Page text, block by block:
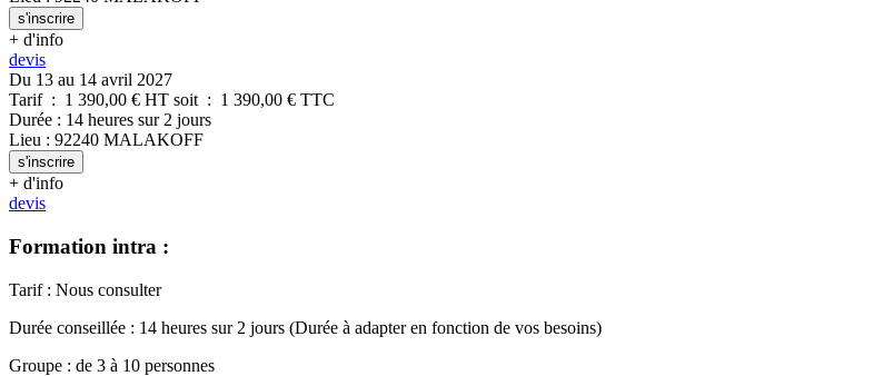
s'inscrire
+ d'info
devis
Du 13 au 14 avril 2027
Tarif : 1 390,00 € HT soit : 1 390,00 € TTC
Durée : 14 heures sur 2 jours
Lieu : 92240 MALAKOFF
s'inscrire
+ d'info
devis
Formation intra :
Tarif : Nous consulter
Durée conseillée : 14 heures sur 2 jours (Durée à adapter en fonction de vos besoins)
Groupe : de 3 à 10 personnes